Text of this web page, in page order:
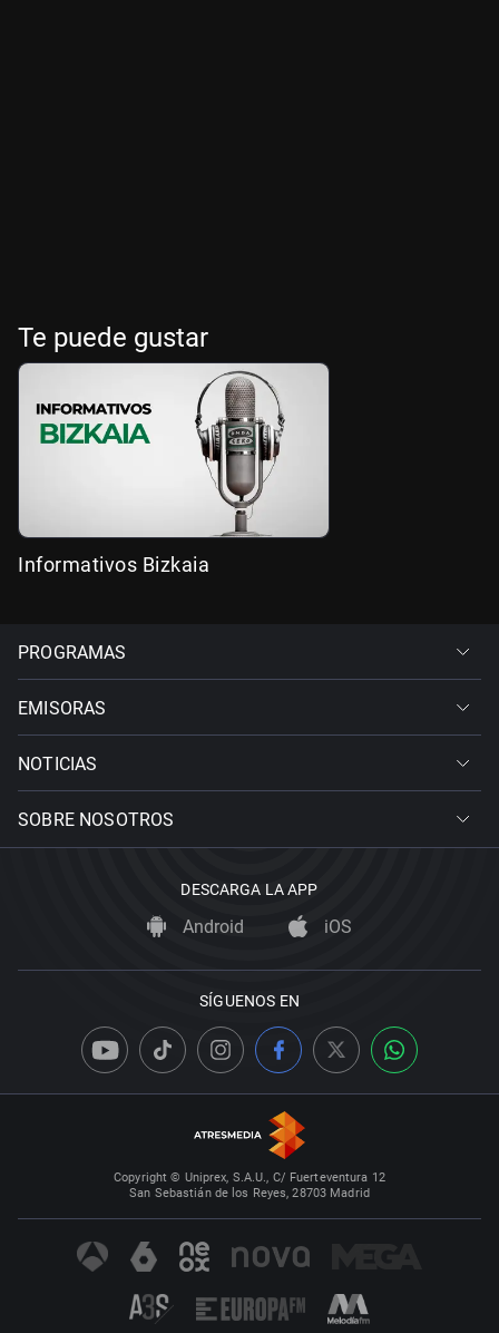
Te puede gustar
Informativos Bizkaia
PROGRAMAS
EMISORAS
NOTICIAS
SOBRE NOSOTROS
DESCARGA LA APP
Android iOS
SÍGUENOS EN
Copyright © Uniprex, S.A.U., C/ Fuerteventura 12
San Sebastián de los Reyes, 28703 Madrid